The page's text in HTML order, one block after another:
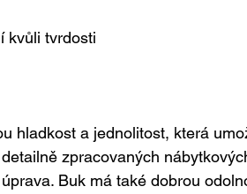
kvůli tvrdosti
hladkost a jednolitost, která
zpracovaných
Buk má také dobrou